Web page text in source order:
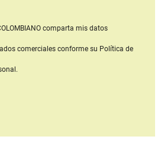
comparta mis datos
comerciales conforme su Política de